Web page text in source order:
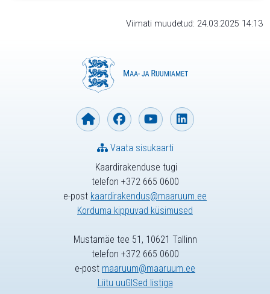
Viimati muudetud: 24.03.2025 14:13
Kaardirakenduse tugi
telefon +372 665 0600
e-post kaardirakendus@maaruum.ee
Korduma kippuvad küsimused
Vaata sisukaarti
Mustamäe tee 51, 10621 Tallinn
telefon +372 665 0600
e-post maaruum@maaruum.ee
Liitu uuGISed listiga